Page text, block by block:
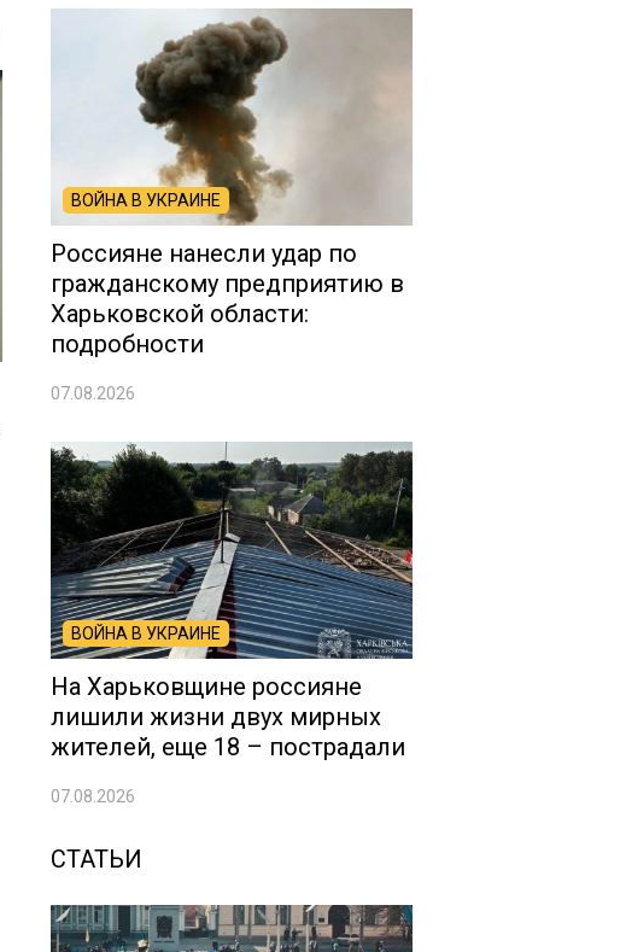
ВОЙНА В УКРАИНЕ
Россияне нанесли удар по
гражданскому предприятию в
Харьковской области:
подробности
07.08.2026
ВОЙНА В УКРАИНЕ
На Харьковщине россияне
лишили жизни двух мирных
жителей, еще 18 – пострадали
07.08.2026
СТАТЬИ